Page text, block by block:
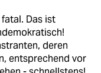
Das ist
deren
entsprechend vor